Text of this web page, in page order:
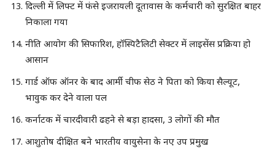
दिल्ली में लिफ्ट में फंसे इजरायली दूतावास के कर्मचारी को सुरक्षित बाहर
निकाला गया
नीति आयोग की सिफारिश, हॉस्पिटैलिटी सेक्टर में लाइसेंस प्रक्रिया हो
आसान
गार्ड ऑफ ऑनर के बाद आर्मी चीफ सेठ ने पिता को किया सैल्यूट,
भावुक कर देने वाला पल
कर्नाटक में चारदीवारी ढहने से बड़ा हादसा, 3 लोगों की मौत
आशुतोष दीक्षित बने भारतीय वायुसेना के नए उप प्रमुख